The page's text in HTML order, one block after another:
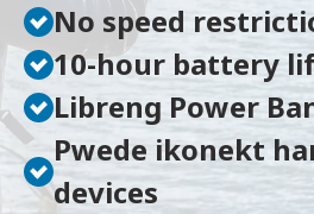
No speed
10-hour battery
Libreng Power
Pwede ikonekt
devices